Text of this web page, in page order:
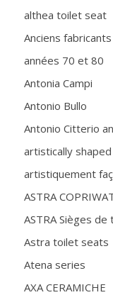
althea toilet seat
Anciens
années 70 et 80
Antonia Campi
Antonio Bullo
Antonio Citterio
artistically
artistiquement
ASTRA
ASTRA Sièges
Astra toilet seats
Atena series
AXA CERAMICHE